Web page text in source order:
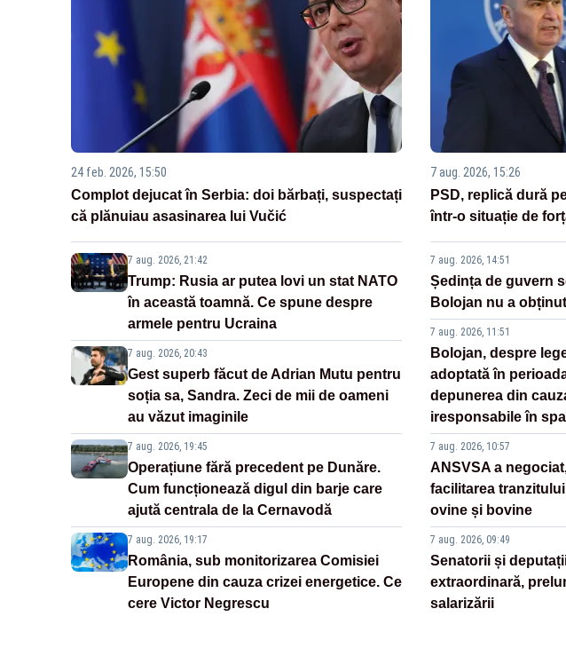
24 feb. 2026, 15:50
Complot dejucat în Serbia: doi bărbați, suspectați
că plănuiau asasinarea lui Vučić
7 aug. 2026, 21:42
Trump: Rusia ar putea lovi un stat NATO
în această toamnă. Ce spune despre
armele pentru Ucraina
7 aug. 2026, 20:43
Gest superb făcut de Adrian Mutu pentru
soția sa, Sandra. Zeci de mii de oameni
au văzut imaginile
7 aug. 2026, 19:45
Operațiune fără precedent pe Dunăre.
Cum funcționează digul din barje care
ajută centrala de la Cernavodă
7 aug. 2026, 19:17
România, sub monitorizarea Comisiei
Europene din cauza crizei energetice. Ce
cere Victor Negrescu
7 aug. 2026, 15:26
PSD, replică dură
într-o situație de
7 aug. 2026, 14:51
Ședința de guvern
Bolojan nu a
7 aug. 2026, 11:51
Bolojan, despre
adoptată în
depunerea din
iresponsabile în
7 aug. 2026, 10:57
ANSVSA a
facilitarea
ovine și bovine
7 aug. 2026, 09:49
Senatorii și
extraordinară,
salarizării